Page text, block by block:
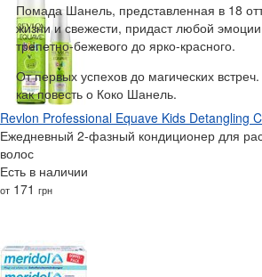
Помада Шанель, представленная в 18
жизни и свежести, придаст любой
трепетно-бежевого до ярко-красного.
От первых успехов до магических
как повесть о Коко Шанель.
Revlon Professional Equave Kids Detangling
Ежедневный 2-фазный кондиционер для
волос
Есть в наличии
от 171 грн